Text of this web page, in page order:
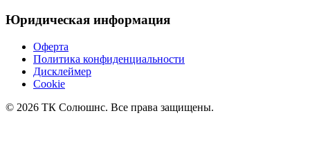
Юридическая информация
Оферта
Политика конфиденциальности
Дисклеймер
Cookie
© 2026 ТК Солюшнс. Все права защищены.